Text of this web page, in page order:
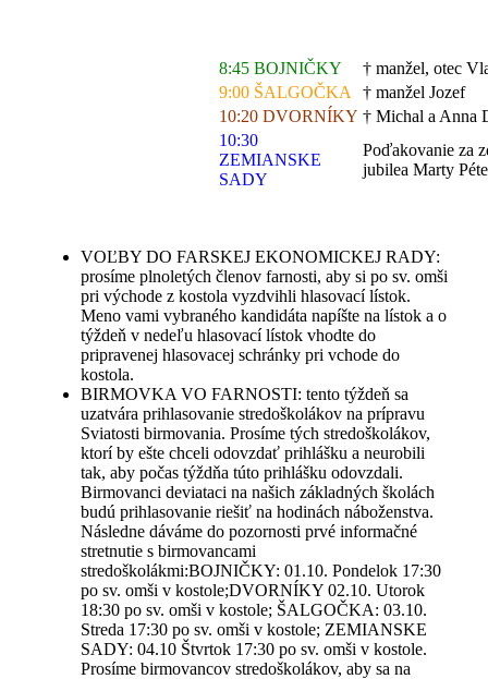
8:45 BOJNIČKY
† manžel, otec
9:00 ŠALGOČKA
† manžel Jozef
10:20 DVORNÍKY † Michal a Anna
10:30
ZEMIANSKE
SADY
Poďakovanie za
jubilea Marty
VOĽBY DO FARSKEJ EKONOMICKEJ RADY:
prosíme plnoletých členov farnosti, aby si po sv. omši
pri východe z kostola vyzdvihli hlasovací lístok.
Meno vami vybraného kandidáta napíšte na lístok a o
týždeň v nedeľu hlasovací lístok vhodte do
pripravenej hlasovacej schránky pri vchode do
kostola.
BIRMOVKA VO FARNOSTI: tento týždeň sa
uzatvára prihlasovanie stredoškolákov na prípravu
Sviatosti birmovania. Prosíme tých stredoškolákov,
ktorí by ešte chceli odovzdať prihlášku a neurobili
tak, aby počas týždňa túto prihlášku odovzdali.
Birmovanci deviataci na našich základných školách
budú prihlasovanie riešiť na hodinách náboženstva.
Následne dáváme do pozornosti prvé informačné
stretnutie s birmovancami
stredoškolákmi:BOJNIČKY: 01.10. Pondelok 17:30
po sv. omši v kostole;DVORNÍKY 02.10. Utorok
18:30 po sv. omši v kostole; ŠALGOČKA: 03.10.
Streda 17:30 po sv. omši v kostole; ZEMIANSKE
SADY: 04.10 Štvrtok 17:30 po sv. omši v kostole.
Prosíme birmovancov stredoškolákov, aby sa na